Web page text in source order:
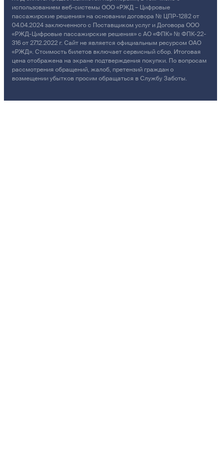
использованием веб-системы ООО «РЖД – Цифровые
пассажирские решения» на основании договора № ЦПР-1282 от
04.04.2024 заключенного с Поставщиком услуг и Договора ООО
«РЖД-Цифровые пассажирские решения» с АО «ФПК» № ФПК-22-
316 от 27.12.2022 г. Сайт не является официальным ресурсом ОАО
«РЖД». Стоимость билетов включает сервисный сбор. Итоговая
цена отображена на экране подтверждения покупки. По вопросам
рассмотрения обращений, жалоб, претензий граждан о
возмещении убытков просим обращаться в Службу Заботы.